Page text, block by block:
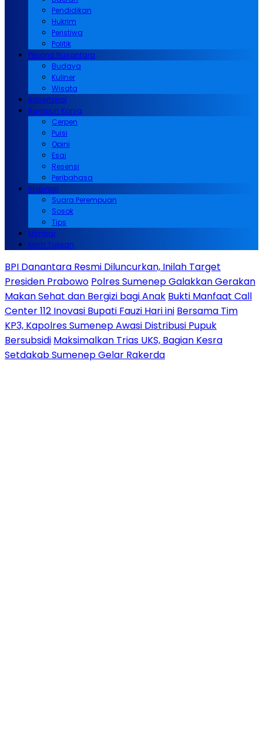
Pendidikan
Hukrim
Peristiwa
Politik
Pesona Nusantara
Budaya
Kuliner
Wisata
Advertorial
Rumpun Karya
Cerpen
Puisi
Opini
Esai
Resensi
Peribahasa
Inspirasi
Suara Perempuan
Sosok
Tips
Mimbar
Kirim Tulisan
BPI Danantara Resmi Diluncurkan, Inilah Target
Presiden Prabowo Polres Sumenep Galakkan Gerakan
Makan Sehat dan Bergizi bagi Anak Bukti Manfaat Call
Center 112 Inovasi Bupati Fauzi Hari ini Bersama Tim
KP3, Kapolres Sumenep Awasi Distribusi Pupuk
Bersubsidi Maksimalkan Trias UKS, Bagian Kesra
Setdakab Sumenep Gelar Rakerda